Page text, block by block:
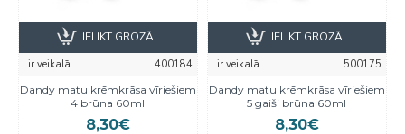
ir veikalā
400184
Dandy matu krēmkrāsa vīriešiem
4 brūna 60ml
8,30€
IELIKT GROZĀ
ir veikalā
500175
Dandy matu krēmkrāsa vīriešiem
5 gaiši brūna 60ml
8,30€
IELIKT GROZĀ